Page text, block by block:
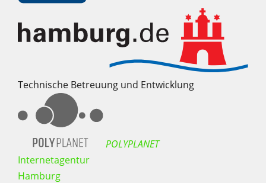
Technische Betreuung und Entwicklung
POLYPLANET
Internetagentur
Hamburg